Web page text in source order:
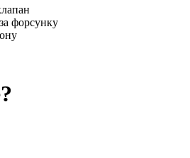
форсунку